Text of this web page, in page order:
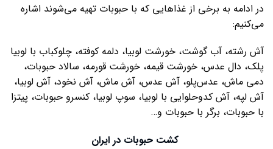
در ادامه به برخی از غذاهایی که با حبوبات تهیه می‌شوند اشاره
می‌کنیم:
آش رشته، آب گوشت، خورشت لوبیا، دلمه کوفته، چلوکباب با لوبیا
پلک، دال عدس، خورشت قیمه، خورشت قورمه، سالاد حبوبات،
دمی ماش، عدس‌پلو، آش عدس، آش ماش، آش نخود، آش لوبیا،
آش لپه، آش کدوحلوایی با لوبیا، سوپ لوبیا، کنسرو حبوبات، پیتزا
با حبوبات، برگر با حبوبات و…
کشت حبوبات در ایران